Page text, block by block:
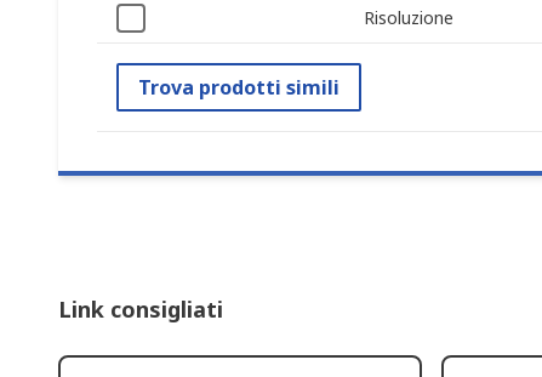
Risoluzione
Trova prodotti simili
Link consigliati